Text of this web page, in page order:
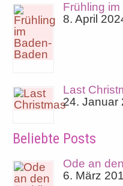
Frühling
8. April
Last
24. Januar
Beliebte Posts
Ode an
6. März